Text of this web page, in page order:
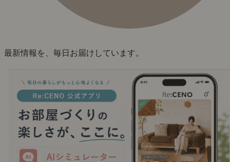
最新情報を、毎日お届けしています。